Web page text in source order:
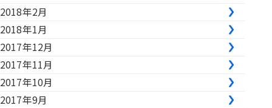
2018年2月
2018年1月
2017年12月
2017年11月
2017年10月
2017年9月